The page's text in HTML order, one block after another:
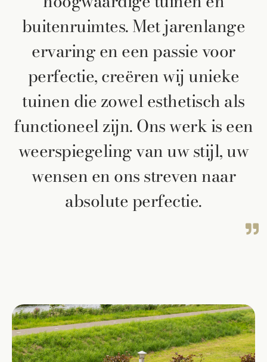
buitenruimtes. Met jarenlange
ervaring en een passie voor
perfectie, creëren wij unieke
tuinen die zowel esthetisch als
functioneel zijn. Ons werk is een
weerspiegeling van uw stijl, uw
wensen en ons streven naar
absolute perfectie.